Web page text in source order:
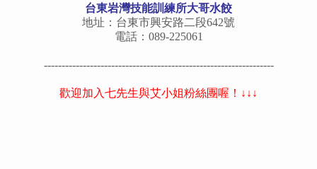
台東岩灣技能訓練所大哥水餃
地址：台東市興安路二段642號
電話：089-225061
-----------------------------------------------------------------
歡迎加入七先生與艾小姐粉絲團喔！↓↓↓